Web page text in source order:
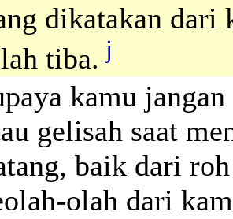
dikatakan dari
tiba. j
kamu
gelisah saat
baik dari
olah dari